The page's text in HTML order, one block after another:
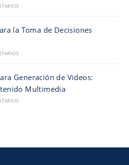
la Toma de Decisiones
Generación de Videos:
Multimedia